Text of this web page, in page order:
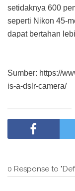
setidaknya 600
seperti Nikon 45-
dapat bertahan
Sumber: https://
is-a-dslr-camera/
0 Response to